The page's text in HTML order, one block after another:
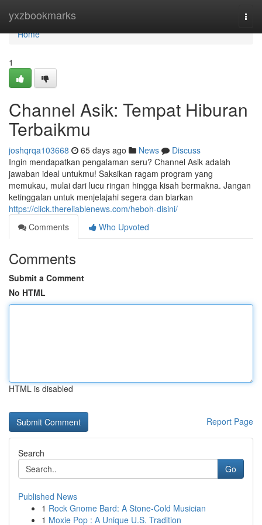
yxzbookmarks
Home
Home
1
Channel Asik: Tempat Hiburan
Terbaikmu
joshqrqa103668 65 days ago News
Discuss
Ingin mendapatkan pengalaman seru? Channel Asik adalah
jawaban ideal untukmu! Saksikan ragam program yang
memukau, mulai dari lucu ringan hingga kisah bermakna. Jangan
ketinggalan untuk menjelajahi segera dan biarkan
https://click.thereliablenews.com/heboh-disini/
Comments
Who Upvoted
Comments
Submit a Comment
No HTML
HTML is disabled
Report Page
Search
Go
Published News
1 Rock Gnome Bard: A Stone-Cold Musician
1 Moxie Pop : A Unique U.S. Tradition